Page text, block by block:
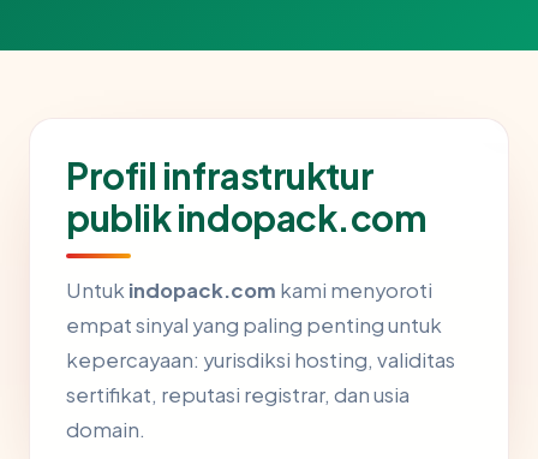
Profil infrastruktur
publik indopack.com
Untuk indopack.com kami menyoroti
empat sinyal yang paling penting untuk
kepercayaan: yurisdiksi hosting, validitas
sertifikat, reputasi registrar, dan usia
domain.